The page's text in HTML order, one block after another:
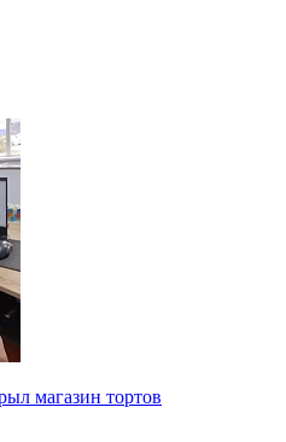
магазин тортов